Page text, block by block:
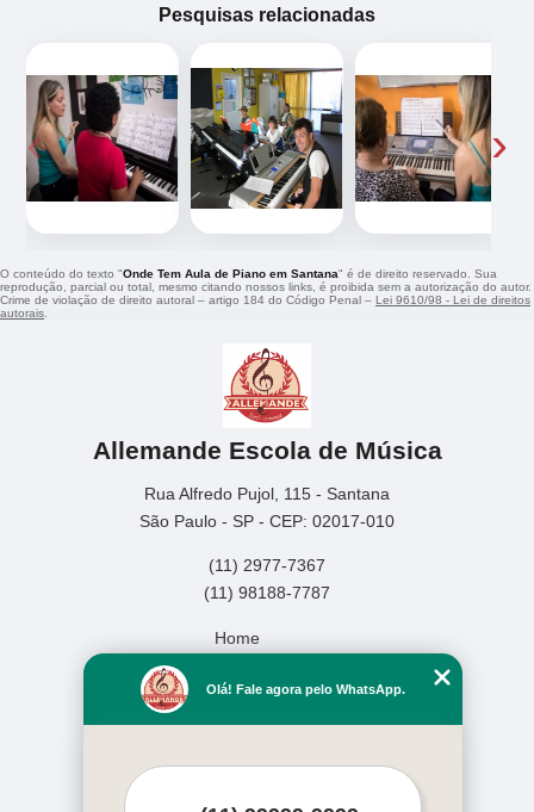
Pesquisas relacionadas
‹ ›
O conteúdo do texto "Onde Tem Aula de Piano em Santana" é de direito reservado. Sua
reprodução, parcial ou total, mesmo citando nossos links, é proibida sem a autorização do autor.
Crime de violação de direito autoral – artigo 184 do Código Penal – Lei 9610/98 - Lei de direitos
autorais
Allemande Escola de Música
Rua Alfredo Pujol, 115 - Santana
São Paulo - SP - CEP: 02017-010
(11) 2977-7367
(11) 98188-7787
Home
Missão
Serviços
Mais Serviços
Olá! Fale agora pelo WhatsApp.